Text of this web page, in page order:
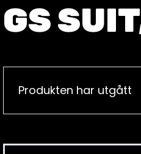
GS
Produkten har utgått